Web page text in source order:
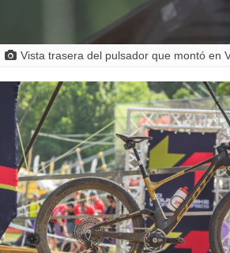
Vista trasera del pulsador que montó en